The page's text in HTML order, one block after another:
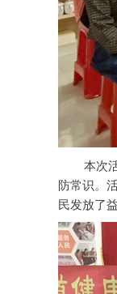
本次
防常识。
民发放了